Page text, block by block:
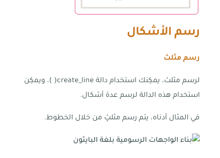
رسم الأشكال
رسم مثلث
لرسم مثلث، يمكِنك استخدام دالة create_line( )، ويمكِن
استخدام هذه الدالة لرسم عدة أشكال.
في المثال أدناه، يتم رسم مثلثٍ من خلال الخطوط.